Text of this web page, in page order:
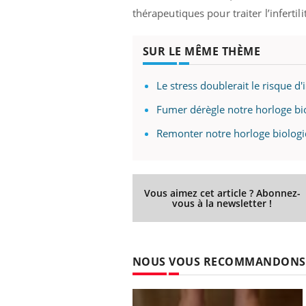
thérapeutiques pour traiter
SUR LE MÊME THÈME
Le stress doublerait le risque
Fumer dérègle notre horloge
Remonter notre horloge
Vous aimez cet article ? Abonnez-
vous à la newsletter !
NOUS VOUS RECOMMANDONS
Il y a
sur